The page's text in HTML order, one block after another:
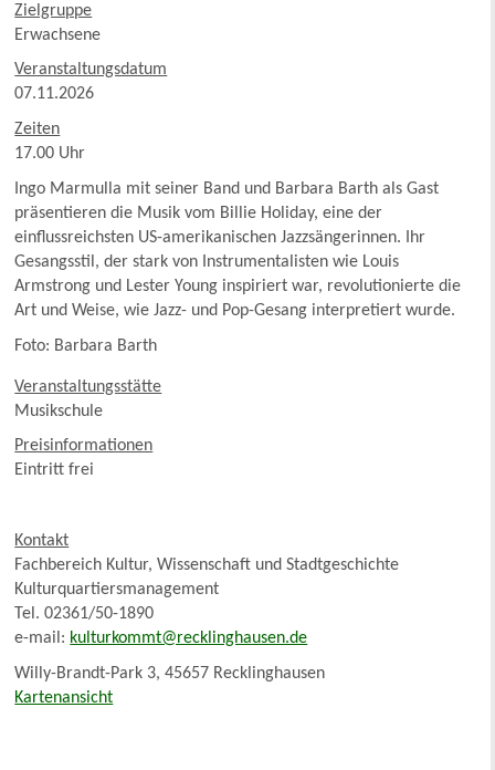
Zielgruppe
Erwachsene
Veranstaltungsdatum
07.11.2026
Zeiten
17.00 Uhr
Ingo Marmulla mit seiner Band und Barbara Barth als Gast
präsentieren die Musik vom Billie Holiday, eine der
einflussreichsten US-amerikanischen Jazzsängerinnen. Ihr
Gesangsstil, der stark von Instrumentalisten wie Louis
Armstrong und Lester Young inspiriert war, revolutionierte die
Art und Weise, wie Jazz- und Pop-Gesang interpretiert wurde.
Foto: Barbara Barth
Veranstaltungsstätte
Musikschule
Preisinformationen
Eintritt frei
Kontakt
Fachbereich Kultur, Wissenschaft und Stadtgeschichte
Kulturquartiersmanagement
Tel. 02361/50-1890
e-mail: kulturkommt@recklinghausen.de
Willy-Brandt-Park 3, 45657 Recklinghausen
Kartenansicht